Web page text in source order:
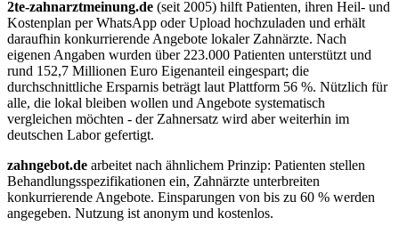
2te-zahnarztmeinung.de (seit 2005) hilft Patienten, ihren Heil- und
Kostenplan per WhatsApp oder Upload hochzuladen und erhält
daraufhin konkurrierende Angebote lokaler Zahnärzte. Nach
eigenen Angaben wurden über 223.000 Patienten unterstützt und
rund 152,7 Millionen Euro Eigenanteil eingespart; die
durchschnittliche Ersparnis beträgt laut Plattform 56 %. Nützlich für
alle, die lokal bleiben wollen und Angebote systematisch
vergleichen möchten - der Zahnersatz wird aber weiterhin im
deutschen Labor gefertigt.
zahngebot.de arbeitet nach ähnlichem Prinzip: Patienten stellen
Behandlungsspezifikationen ein, Zahnärzte unterbreiten
konkurrierende Angebote. Einsparungen von bis zu 60 % werden
angegeben. Nutzung ist anonym und kostenlos.